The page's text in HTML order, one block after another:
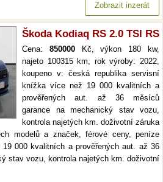
Zobrazit inzerát
Škoda Kodiaq RS 2.0 TSI RS
Cena: 850000Kč, výkon 180 kw,
najeto 100315 km, rok výroby: 2022,
koupeno v: česká republika servisní
knížka více než 19 000 kvalitních a
prověřených aut. až 36 měsíců
garance na mechanický stav vozu,
kontrola najetých km. doživotní záruka
modelů a značek, férové ceny, peníze
000 kvalitních a prověřených aut. až 36
stav vozu, kontrola najetých km. doživotní